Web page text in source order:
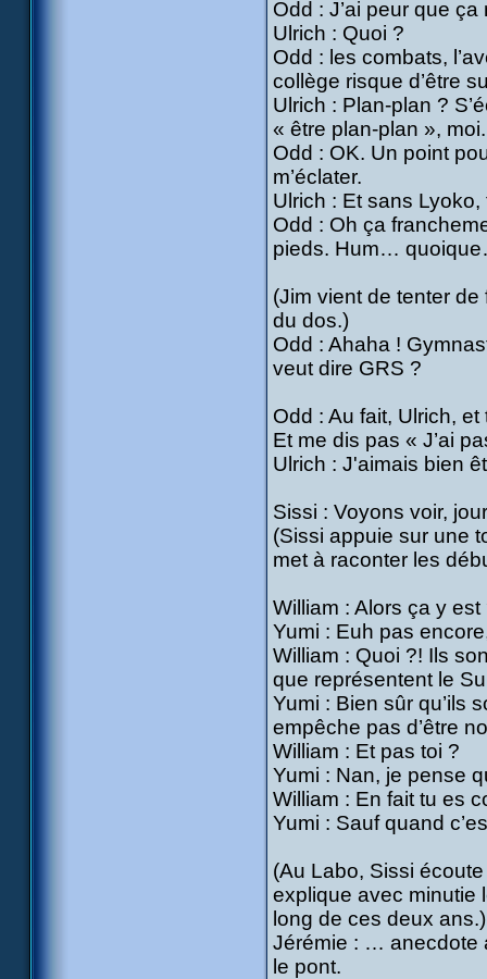
Odd : J’ai peur que ça
Ulrich : Quoi ?
Odd : les combats,
collège risque d’être
Ulrich : Plan-plan ?
« être plan-plan », moi.
Odd : OK. Un point
m’éclater.
Ulrich : Et sans
Odd : Oh ça
pieds. Hum…
(Jim vient de tenter
du dos.)
Odd : Ahaha !
veut dire GRS ?
Odd : Au fait, Ulrich,
Et me dis pas « J’ai
Ulrich : J'aimais bien
Sissi : Voyons voir,
(Sissi appuie sur une
met à raconter les
William : Alors ça y
Yumi : Euh pas
William : Quoi ?! Ils
que représentent le
Yumi : Bien sûr qu’ils
empêche pas d’être
William : Et pas toi ?
Yumi : Nan, je pense
William : En fait tu es
Yumi : Sauf quand
(Au Labo, Sissi
explique avec minutie
long de ces deux ans.)
Jérémie : … anecdote
le pont.